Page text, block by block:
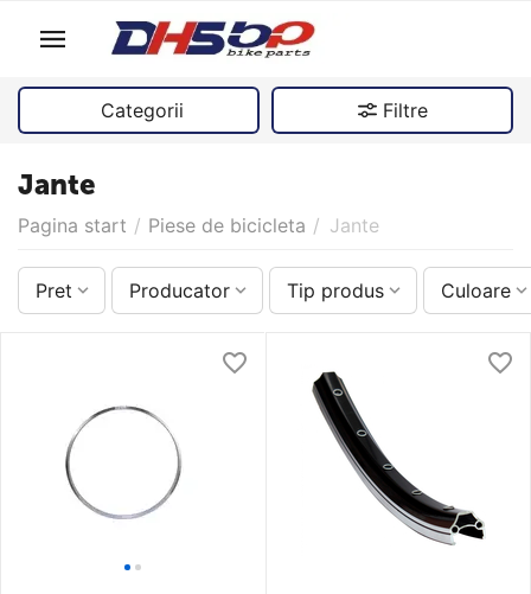
Categorii Filtre
Jante
Pagina start / Piese de bicicleta / Jante
Pret Producator Tip produs Culoare